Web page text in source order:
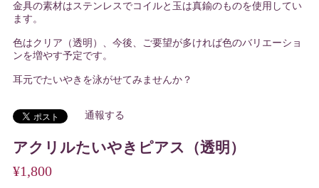
アクリルたいやきピアス（透明）
¥1,800
金具の素材はステンレスでコイルと玉は真鍮のものを使用してい
ます。
色はクリア（透明）、今後、ご要望が多ければ色のバリエーショ
ンを増やす予定です。
耳元でたいやきを泳がせてみませんか？
通報する